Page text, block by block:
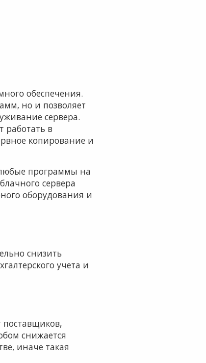
обеспечения.
но и позволяет
сервера.
работать в
копирование и
любые программы на
сервера
оборудования и
снизить
учета и
снижается
иначе такая